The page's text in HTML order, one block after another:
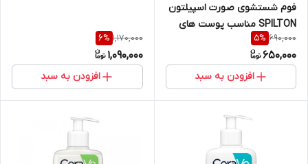
فوم شستشوی صورت اسپیلتون
SPILTON مناسب پوست های
چرب و مستعد آکنه حاوی روغن
درخت چای حجم ۱۷۰ میل
690,000
5%
650,000
افزودن به سبد
1,170,000
6%
1,090,000
افزودن به سبد